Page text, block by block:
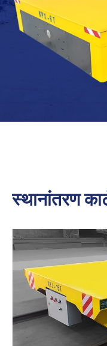
परियोजनाओं
अनुप्रयोग
हमारे बारे में
स्थानांतरण